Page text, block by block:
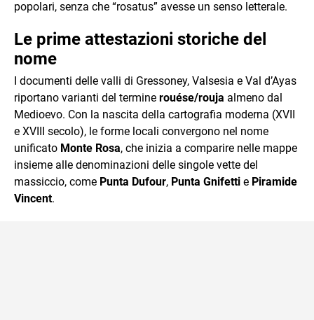
popolari, senza che “rosatus” avesse un senso letterale.
Le prime attestazioni storiche del
nome
I documenti delle valli di Gressoney, Valsesia e Val d’Ayas
riportano varianti del termine rouése/rouja almeno dal
Medioevo. Con la nascita della cartografia moderna (XVII
e XVIII secolo), le forme locali convergono nel nome
unificato Monte Rosa, che inizia a comparire nelle mappe
insieme alle denominazioni delle singole vette del
massiccio, come Punta Dufour, Punta Gnifetti e Piramide
Vincent.